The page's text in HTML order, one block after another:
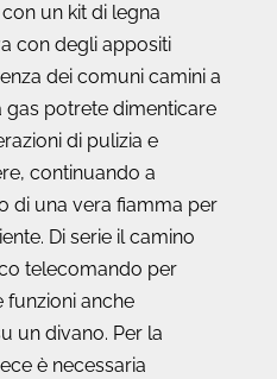
un kit di legna
con degli appositi
dei comuni camini a
gas potrete dimenticare
di pulizia e
continuando a
di una vera fiamma per
Di serie il camino
telecomando per
anche
un divano. Per la
è necessaria